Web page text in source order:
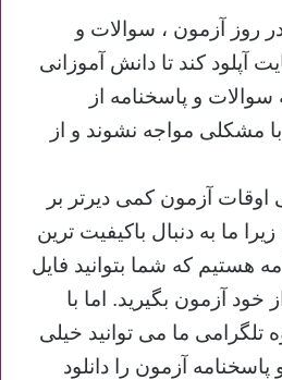
روز آزمون ، سوالات و
آپلود کند تا دانش آموزانی
سوالات و پاسخنامه از
با مشکلی مواجه نشوند و از
آزمون کمی دیرتر بر
ما به دنبال باکیفیت ترین
هستیم که شما بتوانید فایل
خود آزمون بگیرید. اما با
تلگرامی ما می توانید خیلی
آزمون را دانلود